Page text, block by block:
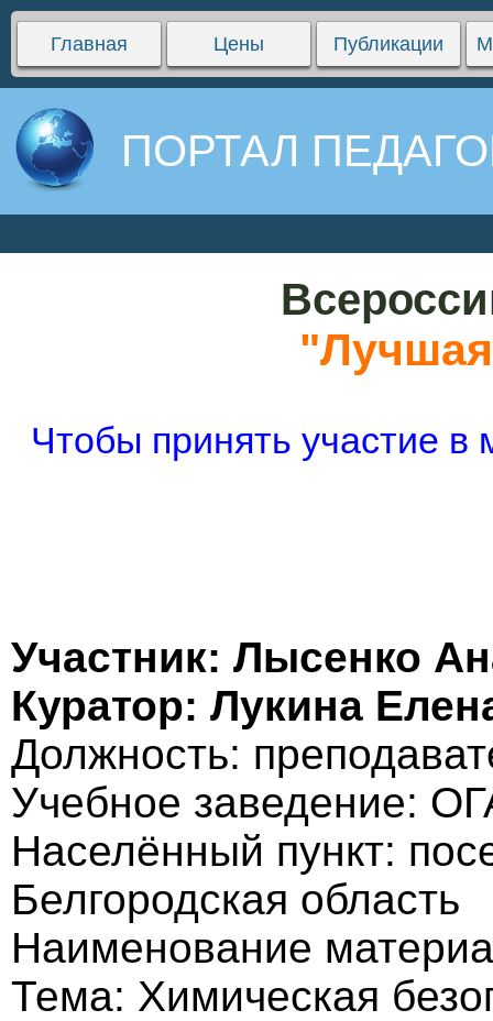
Главная Цены Публикации
ПОРТАЛ
"Лучшая
Чтобы принять участие
Участник: Лысенко
Куратор: Лукина
Должность:
Учебное заведение:
Населённый пункт:
Белгородская область
Наименование
Тема: Химическая